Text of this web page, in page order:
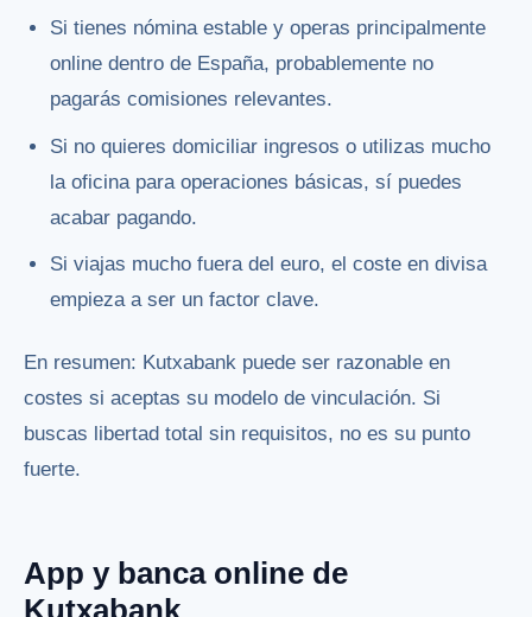
Si tienes nómina estable y operas principalmente
online dentro de España, probablemente no
pagarás comisiones relevantes.
Si no quieres domiciliar ingresos o utilizas mucho
la oficina para operaciones básicas, sí puedes
acabar pagando.
Si viajas mucho fuera del euro, el coste en divisa
empieza a ser un factor clave.
En resumen: Kutxabank puede ser razonable en
costes si aceptas su modelo de vinculación. Si
buscas libertad total sin requisitos, no es su punto
fuerte.
App y banca online de